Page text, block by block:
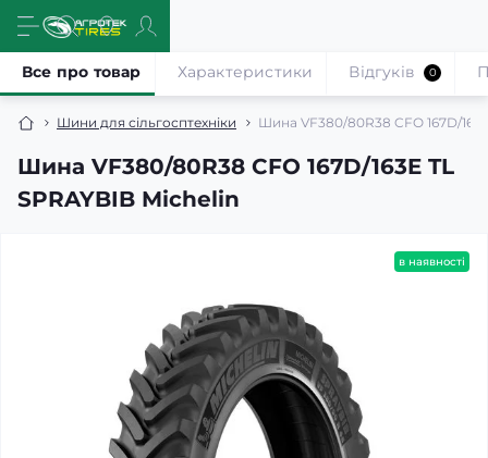
Шини для сільгосптехніки Шина VF380/80R38 CFO 167D/
Шина VF380/80R38 CFO 167D/163E TL
SPRAYBIB Michelin
Все про товар Характеристики Відгуків 0
в наявності